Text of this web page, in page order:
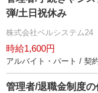
弾/土日祝休み
株式会社ベルシステム24
時給1,600円
アルバイト・パート / 契
管理者/退職金制度